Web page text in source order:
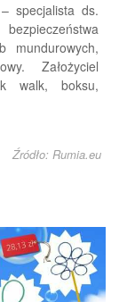
specjalista ds.
mundurowych,
Założyciel
walk, boksu,
Źródło: Rumia.eu